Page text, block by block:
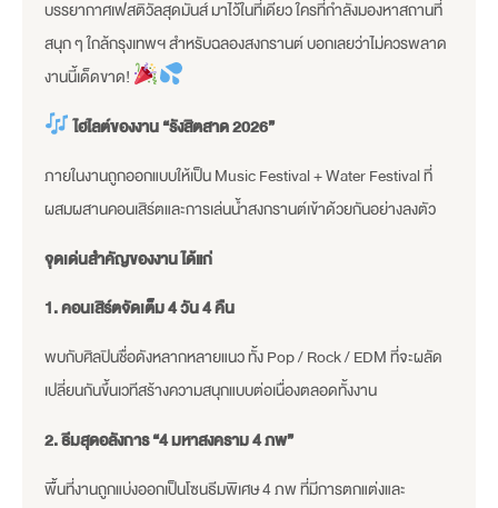
บรรยากาศเฟสติวัลสุดมันส์ มาไว้ในที่เดียว ใครที่กำลังมองหาสถานที่
สนุก ๆ ใกล้กรุงเทพฯ สำหรับฉลองสงกรานต์ บอกเลยว่าไม่ควรพลาด
งานนี้เด็ดขาด!
ไฮไลต์ของงาน “รังสิตสาด 2026”
ภายในงานถูกออกแบบให้เป็น Music Festival + Water Festival ที่
ผสมผสานคอนเสิร์ตและการเล่นน้ำสงกรานต์เข้าด้วยกันอย่างลงตัว
จุดเด่นสำคัญของงาน ได้แก่
1️. คอนเสิร์ตจัดเต็ม 4 วัน 4 คืน
พบกับศิลปินชื่อดังหลากหลายแนว ทั้ง Pop / Rock / EDM ที่จะผลัด
เปลี่ยนกันขึ้นเวทีสร้างความสนุกแบบต่อเนื่องตลอดทั้งงาน
2️. ธีมสุดอลังการ “4 มหาสงคราม 4 ภพ”
พื้นที่งานถูกแบ่งออกเป็นโซนธีมพิเศษ 4 ภพ ที่มีการตกแต่งและ